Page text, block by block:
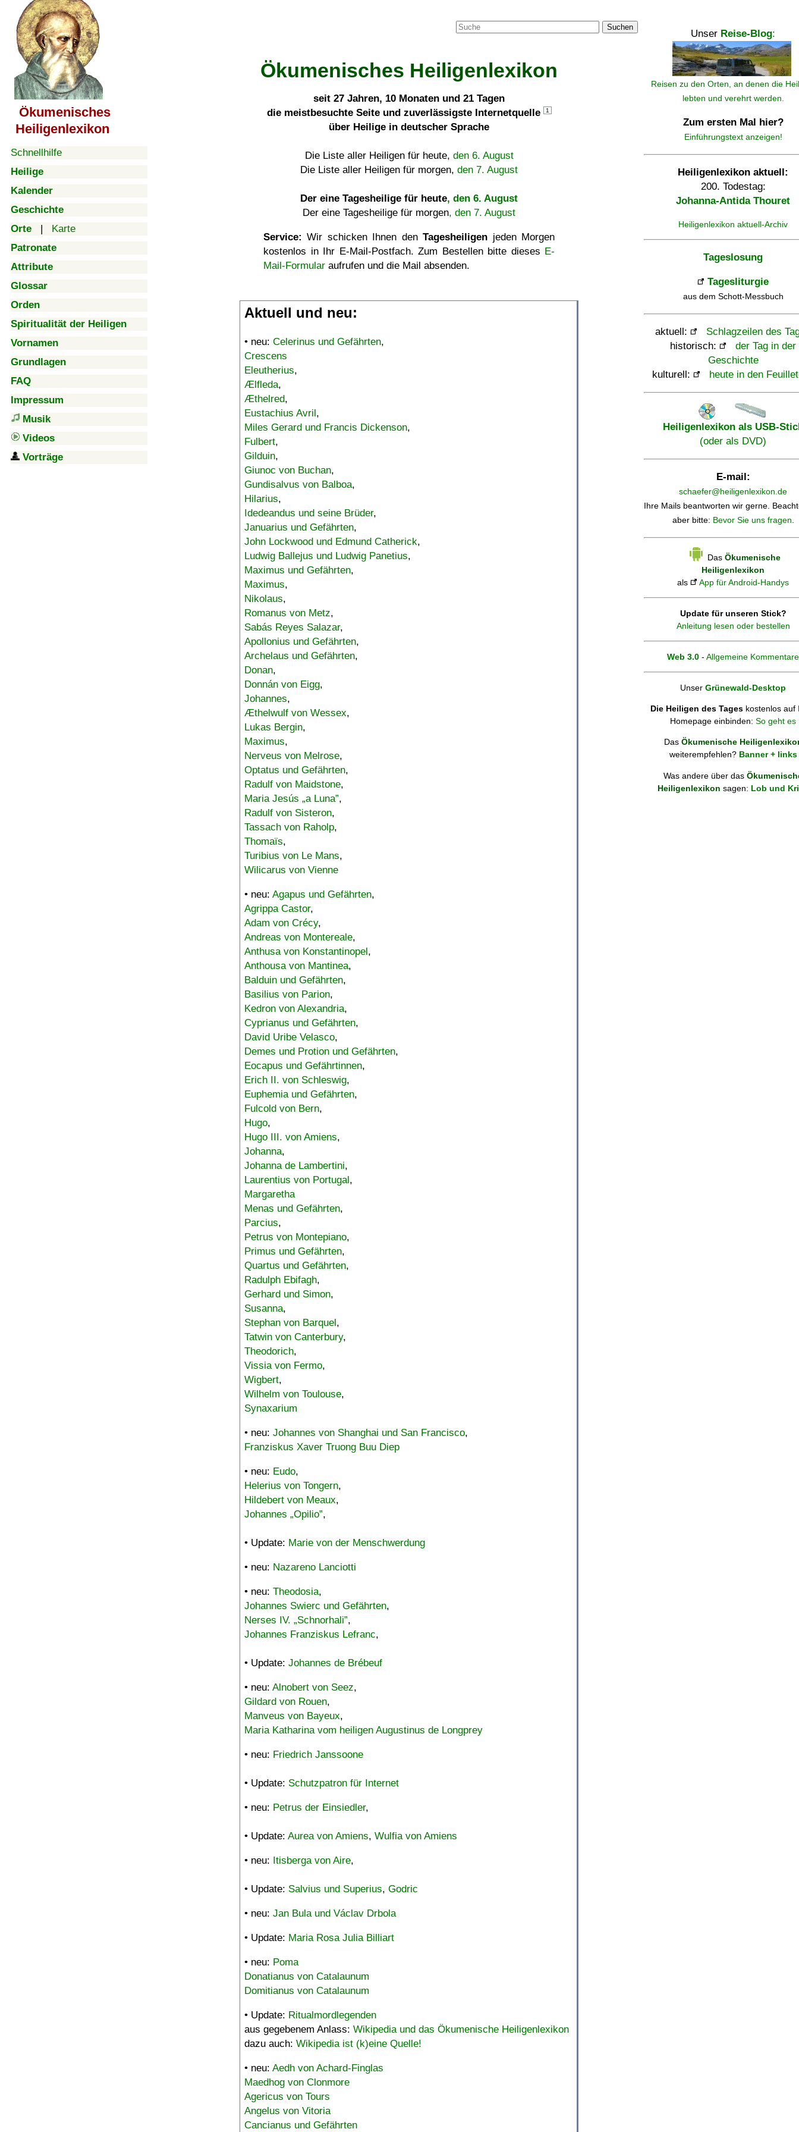
Ökumenisches
Heiligenlexikon
Schnellhilfe
Heilige
Kalender
Geschichte
Orte | Karte
Patronate
Attribute
Glossar
Orden
Spiritualität der Heiligen
Vornamen
Grundlagen
FAQ
Impressum
Musik
Videos
Vorträge
Suchen
Ökumenisches Heiligenlexikon
seit 27 Jahren, 10 Monaten und 21 Tagen
die meistbesuchte Seite und zuverlässigste Internetquelle
1
über Heilige in deutscher Sprache
Die Liste aller Heiligen für heute, den 6. August
Die Liste aller Heiligen für morgen, den 7. August
Der eine Tagesheilige für heute, den 6. August
Der eine Tagesheilige für morgen, den 7. August
Service: Wir schicken Ihnen denTagesheiligen jeden Morgen
kostenlos in Ihr E-Mail-Postfach. Zum Bestellen bitte dieses E-
Mail-Formular aufrufen und die Mail absenden.
Aktuell und neu:
• neu: Celerinus und Gefährten,
Crescens
Eleutherius,
Ælfleda,
Æthelred,
Eustachius Avril,
Miles Gerard und Francis Dickenson,
Fulbert,
Gilduin,
Giunoc von Buchan,
Gundisalvus von Balboa,
Hilarius,
Idedeandus und seine Brüder,
Januarius und Gefährten,
John Lockwood und Edmund Catherick,
Ludwig Ballejus und Ludwig Panetius,
Maximus und Gefährten,
Maximus,
Nikolaus,
Romanus von Metz,
Sabás Reyes Salazar,
Apollonius und Gefährten,
Archelaus und Gefährten,
Donan,
Donnán von Eigg,
Johannes,
Æthelwulf von Wessex,
Lukas Bergin,
Maximus,
Nerveus von Melrose,
Optatus und Gefährten,
Radulf von Maidstone,
Maria Jesús „a Luna”,
Radulf von Sisteron,
Tassach von Raholp,
Thomaïs,
Turibius von Le Mans,
Wilicarus von Vienne
• neu: Agapus und Gefährten,
Agrippa Castor,
Adam von Crécy,
Andreas von Montereale,
Anthusa von Konstantinopel,
Anthousa von Mantinea,
Balduin und Gefährten,
Basilius von Parion,
Kedron von Alexandria,
Cyprianus und Gefährten,
David Uribe Velasco,
Demes und Protion und Gefährten,
Eocapus und Gefährtinnen,
Erich II. von Schleswig,
Euphemia und Gefährten,
Fulcold von Bern,
Hugo,
Hugo III. von Amiens,
Johanna,
Johanna de Lambertini,
Laurentius von Portugal,
Margaretha
Menas und Gefährten,
Parcius,
Petrus von Montepiano,
Primus und Gefährten,
Quartus und Gefährten,
Radulph Ebifagh,
Gerhard und Simon,
Susanna,
Stephan von Barquel,
Tatwin von Canterbury,
Theodorich,
Vissia von Fermo,
Wigbert,
Wilhelm von Toulouse,
Synaxarium
• neu: Johannes von Shanghai und San Francisco,
Franziskus Xaver Truong Buu Diep
• neu: Eudo,
Helerius von Tongern,
Hildebert von Meaux,
Johannes „Opilio”,
• Update: Marie von der Menschwerdung
• neu: Nazareno Lanciotti
• neu: Theodosia,
Johannes Swierc und Gefährten,
Nerses IV. „Schnorhali”,
Johannes Franziskus Lefranc,
• Update: Johannes de Brébeuf
• neu: Alnobert von Seez,
Gildard von Rouen,
Manveus von Bayeux,
Maria Katharina vom heiligen Augustinus de Longprey
• neu: Friedrich Janssoone
• Update: Schutzpatron für Internet
• neu: Petrus der Einsiedler,
• Update: Aurea von Amiens, Wulfia von Amiens
• neu: Itisberga von Aire,
• Update: Salvius und Superius, Godric
• neu: Jan Bula und Václav Drbola
• Update: Maria Rosa Julia Billiart
• neu: Poma
Donatianus von Catalaunum
Domitianus von Catalaunum
• Update: Ritualmordlegenden
aus gegebenem Anlass: Wikipedia und das Ökumenische Heiligenlexikon
dazu auch: Wikipedia ist (k)eine Quelle!
• neu: Aedh von Achard-Finglas
Maedhog von Clonmore
Agericus von Tours
Angelus von Vitoria
Cancianus und Gefährten
Unser Reise-Blog:
Reisen zu den Orten, an denen die
lebten und verehrt werden.
Zum ersten Mal hier?
Einführungstext anzeigen!
Heiligenlexikon aktuell:
200. Todestag:
Johanna-Antida Thouret
Heiligenlexikon aktuell-Archiv
Tageslosung
Tagesliturgie
aus dem Schott-Messbuch
aktuell:
Schlagzeilen des
historisch:
der Tag in der
Geschichte
kulturell:
heute in den
Heiligenlexikon als USB-
(oder als DVD)
E-mail:
schaefer@heiligenlexikon.de
Ihre Mails beantworten wir gerne.
aber bitte: Bevor Sie uns fragen.
Das Ökumenische
Heiligenlexikon
als
App für Android-Handys
Update für unseren Stick?
Anleitung lesen oder bestellen
Web 3.0 - Allgemeine Kommentare
Unser Grünewald-Desktop
Die Heiligen des Tages kostenlos auf
Homepage einbinden: So geht es
Das Ökumenische
weiterempfehlen? Banner + links
Was andere über das
Heiligenlexikon sagen: Lob und